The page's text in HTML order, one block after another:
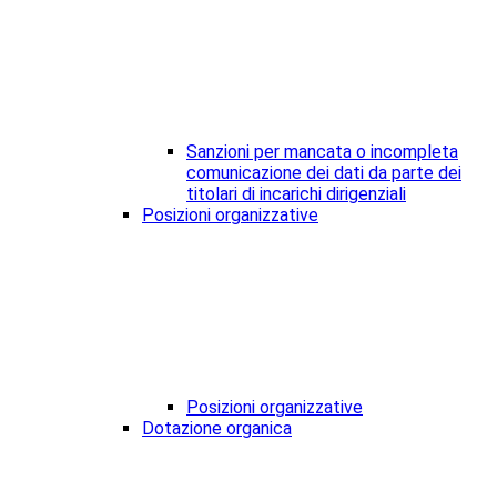
Sanzioni per mancata o incompleta
comunicazione dei dati da parte dei
titolari di incarichi dirigenziali
Posizioni organizzative
Posizioni organizzative
Dotazione organica